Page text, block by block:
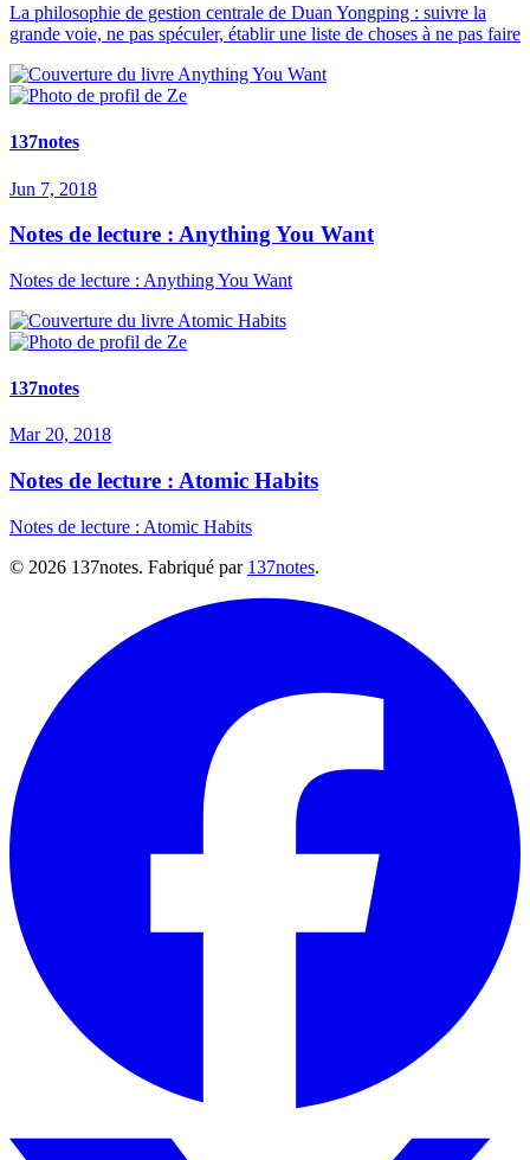
La philosophie de gestion centrale de Duan Yongping : suivre la
grande voie, ne pas spéculer, établir une liste de choses à ne pas faire
137notes
Jun 7, 2018
Notes de lecture : Anything You Want
Notes de lecture : Anything You Want
137notes
Mar 20, 2018
Notes de lecture : Atomic Habits
Notes de lecture : Atomic Habits
© 2026 137notes. Fabriqué par 137notes.